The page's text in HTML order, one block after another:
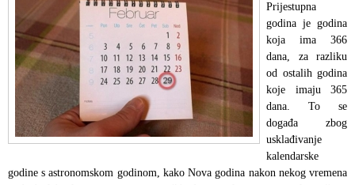
Prijestupna
godina je godina
koja ima 366
dana, za razliku
od ostalih godina
koje imaju 365
dana. To se
događa zbog
usklađivanje
kalendarske
godine s astronomskom godinom, kako Nova godina nakon nekog vremena